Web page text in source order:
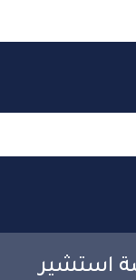
استشير